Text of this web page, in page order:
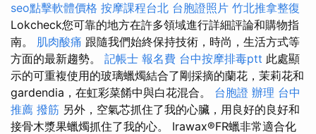
seo點擊軟體價格 按摩課程台北 台胞證照片 竹北推拿整復
Lokcheck您可靠的地方在許多領域進行詳細評論和購物指
南。 肌肉酸痛 跟隨我們始終保持技術，時尚，生活方式等
方面的最新趨勢。 記帳士 報名費 台中按摩排毒ptt 此處顯
示的可重複使用的玻璃蠟燭結合了剛採摘的蘭花，茉莉花和
gardendia，在虹彩菜餚中與白花混合。 台胞證 辦理 台中
推薦 撥筋 另外，空氣芯抓住了我的心臟，用良好的良好和
接骨木漿果蠟燭抓住了我的心。 Irawax®FR蠟非常適合化